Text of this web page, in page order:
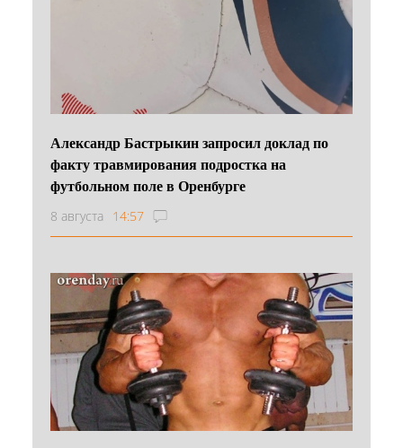
Александр Бастрыкин запросил доклад по
факту травмирования подростка на
футбольном поле в Оренбурге
8 августа 14:57